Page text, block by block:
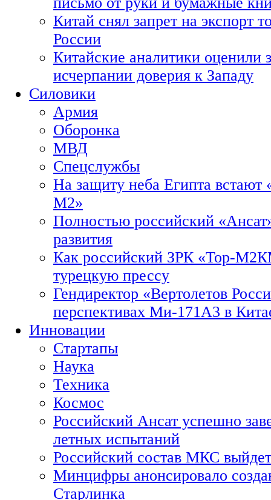
Китай снял запрет на экспорт
России
Китайские аналитики оценили
исчерпании доверия к Западу
Силовики
Армия
Оборонка
МВД
Спецслужбы
На защиту неба Египта встают
М2»
Полностью российский
развития
Как российский ЗРК «Тор-
турецкую прессу
Гендиректор «Вертолетов
перспективах Ми-171А3 в
Инновации
Стартапы
Наука
Техника
Космос
Российский Ансат успешно
летных испытаний
Российский состав МКС
Минцифры анонсировало
Старлинка